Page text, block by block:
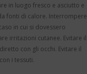
in luogo fresco e asciutto e
fonti di calore. Interrompere
in cui si dovessero
irritazioni cutanee. Evitare il
con gli occhi. Evitare il
i tessuti.